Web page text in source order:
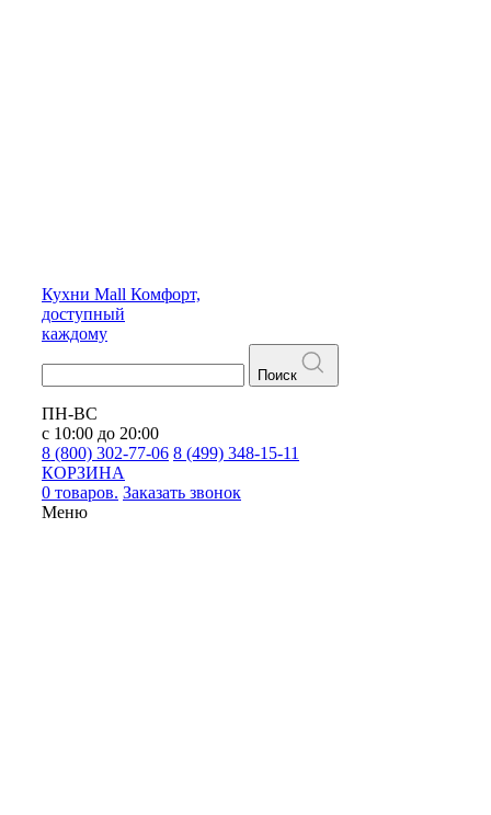
Кухни Mall Комфорт,
доступный
каждому
Поиск
ПН-ВС
с 10:00 до 20:00
8 (800) 302-77-06 8 (499) 348-15-11
КОРЗИНА
0 товаров. Заказать звонок
Меню